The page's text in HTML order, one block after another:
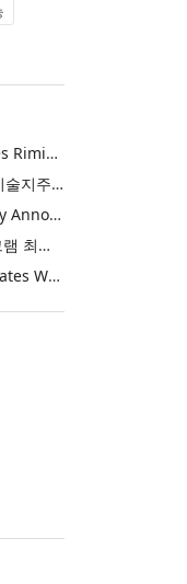
Khimji Ramdas Group Chooses Rimini Street to Reduce SAP Support Costs, Protect 700+ Customizations and Reinvest Savings in Innovation
한전, 에너지 신산업 이끌 ‘한전기술지주’ 공식 출범
Purina Named as First Publicly Announced NIQ ConnectAI Charter Client
닐슨IQ, Connect AI 차터 프로그램 최초 고객사 ‘퓨리나’ 선정
Power Integrations Demonstrates World’s First 2200 V GaN Technology for Next-Era High-Voltage Power Systems